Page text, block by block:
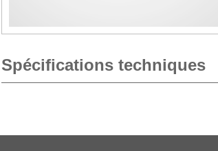
Spécifications techniques